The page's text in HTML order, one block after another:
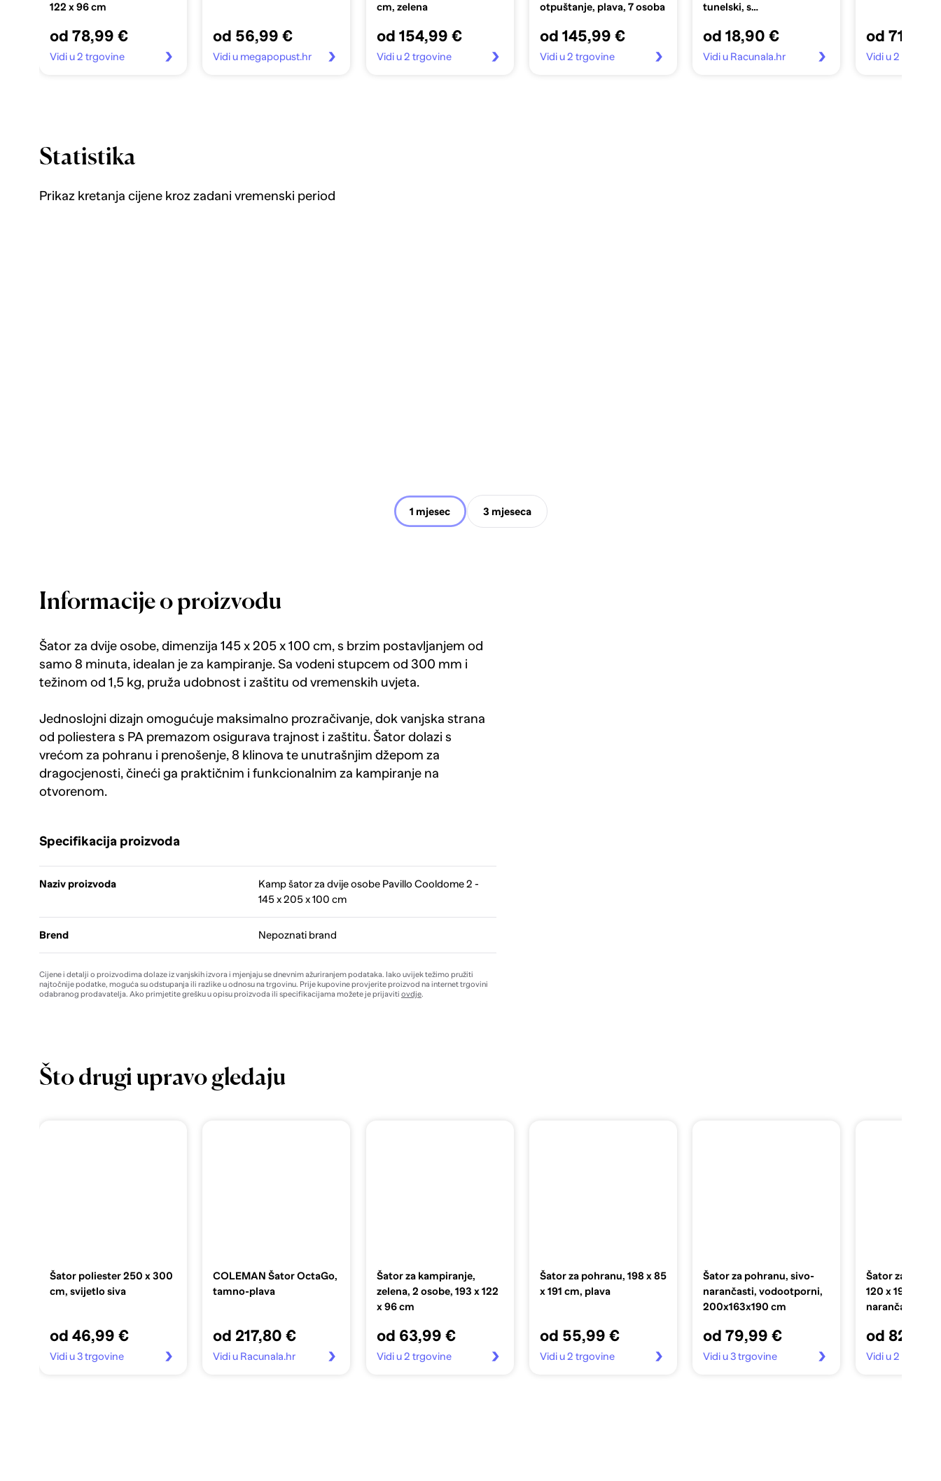
122 x 96 cm
od 78,99 €
Vidi u 2 trgovine
od 56,99 €
Vidi u megapopust.hr
cm, zelena
od 154,99 €
Vidi u 2 trgovine
otpuštanje, plava, 7 osoba
od 145,99 €
Vidi u 2 trgovine
tunelski, s
2023, tamno siva/zelena
od 18,90 €
Vidi u Racunala.hr
od 71,99
Vidi u 2 trgovine
Statistika
Prikaz kretanja cijene kroz zadani vremenski period
1 mjesec 3 mjeseca
Informacije o proizvodu
Šator za dvije osobe, dimenzija 145 x 205 x 100 cm, s brzim postavljanjem od
samo 8 minuta, idealan je za kampiranje. Sa vodeni stupcem od 300 mm i
težinom od 1,5 kg, pruža udobnost i zaštitu od vremenskih uvjeta.
Jednoslojni dizajn omogućuje maksimalno prozračivanje, dok vanjska strana
od poliestera s PA premazom osigurava trajnost i zaštitu. Šator dolazi s
vrećom za pohranu i prenošenje, 8 klinova te unutrašnjim džepom za
dragocjenosti, čineći ga praktičnim i funkcionalnim za kampiranje na
otvorenom.
Specifikacija proizvoda
Naziv proizvoda
Kamp šator za dvije osobe Pavillo Cooldome 2 -
145 x 205 x 100 cm
Brend Nepoznati brand
Cijene i detalji o proizvodima dolaze iz vanjskih izvora i mjenjaju se dnevnim ažuriranjem podataka. Iako uvijek težimo pružiti
najtočnije podatke, moguća su odstupanja ili razlike u odnosu na trgovinu. Prije kupovine provjerite proizvod na internet trgovini
odabranog prodavatelja. Ako primjetite grešku u opisu proizvoda ili specifikacijama možete je prijaviti ovdje.
Što drugi upravo gledaju
Šator poliester 250 x 300
cm, svijetlo siva
od 46,99 €
Vidi u 3 trgovine
COLEMAN Šator OctaGo,
tamno-plava
od 217,80 €
Vidi u Racunala.hr
Šator za kampiranje,
zelena, 2 osobe, 193 x 122
x 96 cm
od 63,99 €
Vidi u 2 trgovine
Šator za pohranu, 198 x 85
x 191 cm, plava
od 55,99 €
Vidi u 2 trgovine
Šator za pohranu, sivo-
narančasti, vodootporni,
200x163x190 cm
od 79,99 €
Vidi u 3 trgovine
Šator za
120 x 193 cm,
narančasta
od 82,99
Vidi u 2 trgovine